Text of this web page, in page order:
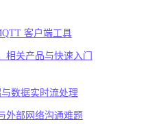
客户端工具
相关产品与快速入门
数据实时流处理
外部网络沟通难题